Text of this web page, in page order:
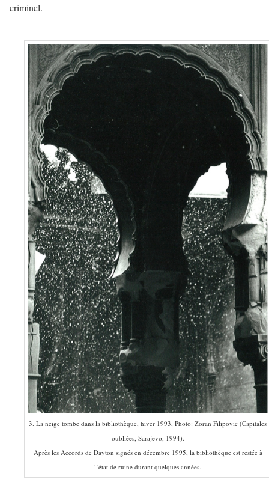
criminel.
3. La neige tombe dans la bibliothèque, hiver 1993, Photo: Zoran Filipovic (Capitales
oubliées, Sarajevo, 1994).
Après les Accords de Dayton signés en décembre 1995, la bibliothèque est restée à
l’état de ruine durant quelques années.